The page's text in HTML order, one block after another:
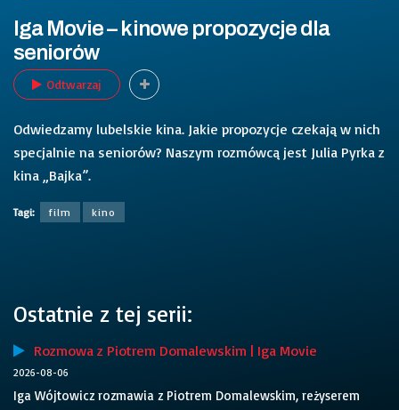
Iga Movie – kinowe propozycje dla
seniorów
Odtwarzaj
Odwiedzamy lubelskie kina. Jakie propozycje czekają w nich
specjalnie na seniorów? Naszym rozmówcą jest Julia Pyrka z
kina „Bajka”.
Tagi: film kino
Ostatnie z tej serii:
Rozmowa z Piotrem Domalewskim | Iga Movie
2026-08-06
Iga Wójtowicz rozmawia z Piotrem Domalewskim, reżyserem